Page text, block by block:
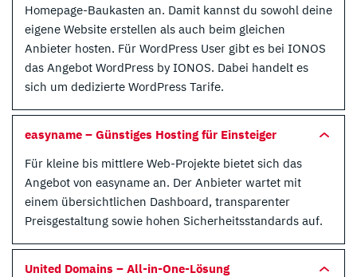
Homepage-Baukasten an. Damit kannst du sowohl deine
eigene Website erstellen als auch beim gleichen
Anbieter hosten. Für WordPress User gibt es bei IONOS
das Angebot WordPress by IONOS. Dabei handelt es
sich um dedizierte WordPress Tarife.
easyname – Günstiges Hosting für Einsteiger
Für kleine bis mittlere Web-Projekte bietet sich das
Angebot von easyname an. Der Anbieter wartet mit
einem übersichtlichen Dashboard, transparenter
Preisgestaltung sowie hohen Sicherheitsstandards auf.
United Domains – All-in-One-Lösung